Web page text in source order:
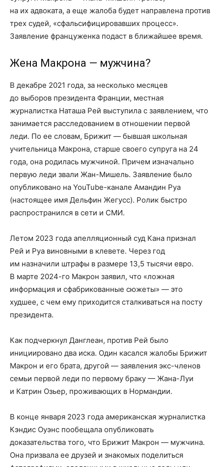
на их адвоката, а еще жалоба будет направлена против
трех судей, «сфальсифицировавших процесс».
Заявление француженка подаст в ближайшее время.
Жена Макрона — мужчина?
В декабре 2021 года, за несколько месяцев
до выборов президента Франции, местная
журналистка Наташа Рей выступила с заявлением, что
занимается расследованием в отношении первой
леди. По ее словам, Брижит — бывшая школьная
учительница Макрона, старше своего супруга на 24
года, она родилась мужчиной. Причем изначально
первую леди звали Жан-Мишель. Заявление было
опубликовано на YouTube-канале Амандин Руа
(настоящее имя Дельфин Жегусс). Ролик быстро
распространился в сети и СМИ.
Летом 2023 года апелляционный суд Кана признал
Рей и Руа виновными в клевете. Через год
им назначили штрафы в размере 13,5 тысячи евро.
В марте 2024-го Макрон заявил, что «ложная
информация и сфабрикованные сюжеты» — это
худшее, с чем ему приходится сталкиваться на посту
президента.
Как подчеркнул Данглеан, против Рей было
инициировано два иска. Один касался жалобы Брижит
Макрон и его брата, другой — заявления экс-членов
семьи первой леди по первому браку — Жана-Луи
и Катрин Озьер, проживающих в Нормандии.
В конце января 2023 года американская журналистка
Кэндис Оуэнс пообещала опубликовать
доказательства того, что Брижит Макрон — мужчина.
Она призвала ее друзей и знакомых поделиться